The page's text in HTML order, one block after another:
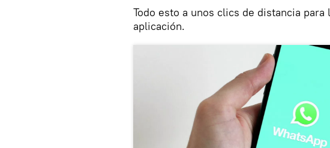
Todo esto a unos clics de distancia
aplicación.